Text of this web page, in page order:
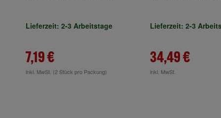
Handelsverpackung
Lieferzeit: 2-3 Arbeitstage
7,19 €
inkl. MwSt. (2 Stück pro Packung)
Lieferzeit: 2-3
34,49 €
inkl. MwSt.